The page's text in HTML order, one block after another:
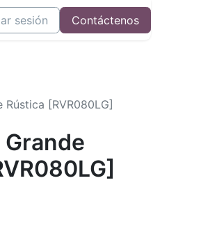
sesión Contáctenos
[RVR080LG]
Grande